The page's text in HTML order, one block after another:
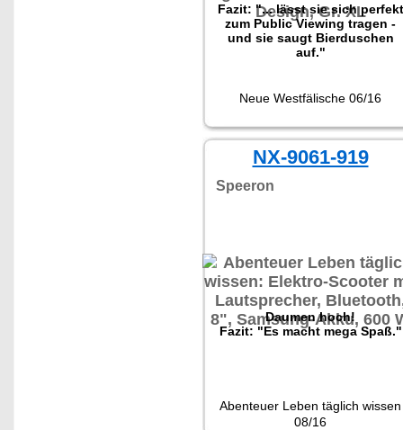
Fazit: "... lässt sie sich perfekt
zum Public Viewing tragen -
und sie saugt Bierduschen
auf."
Neue Westfälische 06/16
NX-9061-919
Speeron
Daumen hoch!
Fazit: "Es macht mega Spaß."
Abenteuer Leben täglich wissen
08/16